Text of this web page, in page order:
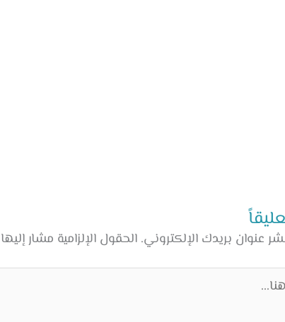
عنوان بريدك الإلكتروني. الحقول الإلزامية مشار